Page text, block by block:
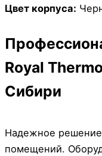
Цвет корпуса:
Royal
Сибири
Надежное
помещений.